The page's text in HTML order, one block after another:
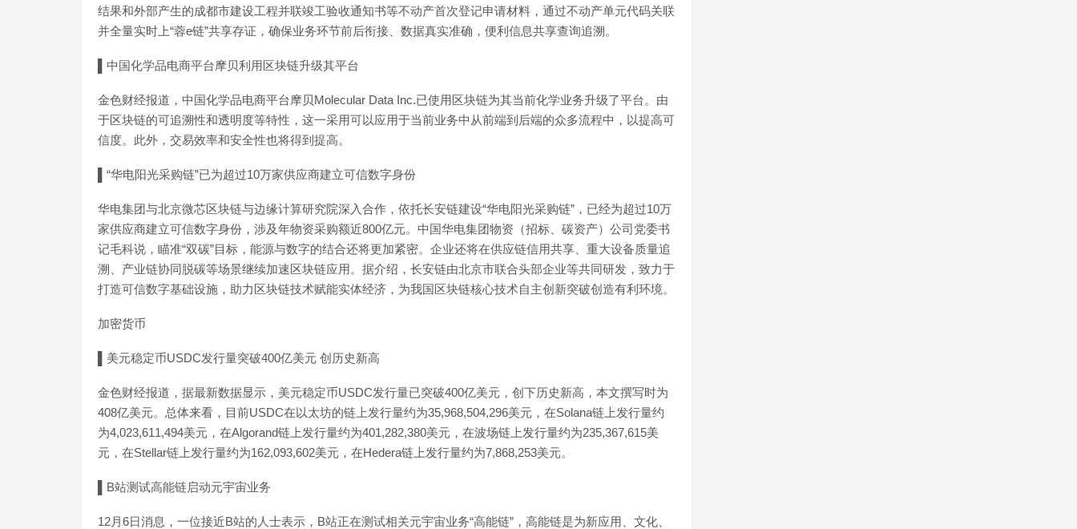
结果和外部产生的成都市建设工程并联竣工验收通知书等不动产首次登记申请材料，通过不动产单元代码关联
并全量实时上“蓉e链”共享存证，确保业务环节前后衔接、数据真实准确，便利信息共享查询追溯。
▌中国化学品电商平台摩贝利用区块链升级其平台
金色财经报道，中国化学品电商平台摩贝Molecular Data Inc.已使用区块链为其当前化学业务升级了平台。由
于区块链的可追溯性和透明度等特性，这一采用可以应用于当前业务中从前端到后端的众多流程中，以提高可
信度。此外，交易效率和安全性也将得到提高。
▌“华电阳光采购链”已为超过10万家供应商建立可信数字身份
华电集团与北京微芯区块链与边缘计算研究院深入合作，依托长安链建设“华电阳光采购链”，已经为超过10万
家供应商建立可信数字身份，涉及年物资采购额近800亿元。中国华电集团物资（招标、碳资产）公司党委书
记毛科说，瞄准“双碳”目标，能源与数字的结合还将更加紧密。企业还将在供应链信用共享、重大设备质量追
溯、产业链协同脱碳等场景继续加速区块链应用。据介绍，长安链由北京市联合头部企业等共同研发，致力于
打造可信数字基础设施，助力区块链技术赋能实体经济，为我国区块链核心技术自主创新突破创造有利环境。
加密货币
▌美元稳定币USDC发行量突破400亿美元 创历史新高
金色财经报道，据最新数据显示，美元稳定币USDC发行量已突破400亿美元，创下历史新高，本文撰写时为
408亿美元。总体来看，目前USDC在以太坊的链上发行量约为35,968,504,296美元，在Solana链上发行量约
为4,023,611,494美元，在Algorand链上发行量约为401,282,380美元，在波场链上发行量约为235,367,615美
元，在Stellar链上发行量约为162,093,602美元，在Hedera链上发行量约为7,868,253美元。
▌B站测试高能链启动元宇宙业务
12月6日消息，一位接近B站的人士表示，B站正在测试相关元宇宙业务“高能链”，高能链是为新应用、文化、